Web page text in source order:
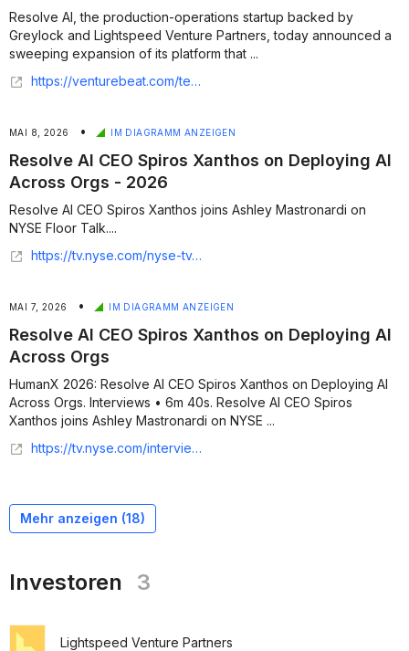
Resolve AI, the production-operations startup backed by
Greylock and Lightspeed Venture Partners, today announced a
sweeping expansion of its platform that ...
https://venturebeat.com/technology/resolve-ai-says-the-ai-coding-boom-is-breaking-production-systems-it-wants-to-fix-that
MAI 8, 2026 • IM DIAGRAMM ANZEIGEN
Resolve AI CEO Spiros Xanthos on Deploying AI
Across Orgs - 2026
Resolve AI CEO Spiros Xanthos joins Ashley Mastronardi on
NYSE Floor Talk....
https://tv.nyse.com/nyse-tv-highlights/season:4/videos/humanx-2026-resolve-ai-ceo-spiros-xanthos-on-deploying-ai-across-orgs
MAI 7, 2026 • IM DIAGRAMM ANZEIGEN
Resolve AI CEO Spiros Xanthos on Deploying AI
Across Orgs
HumanX 2026: Resolve AI CEO Spiros Xanthos on Deploying AI
Across Orgs. Interviews • 6m 40s. Resolve AI CEO Spiros
Xanthos joins Ashley Mastronardi on NYSE ...
https://tv.nyse.com/interviews/videos/humanx-2026-resolve-ai-ceo-spiros-xanthos-on-deploying-ai-across-orgs
Mehr anzeigen (18)
Investoren 3
Lightspeed Venture Partners